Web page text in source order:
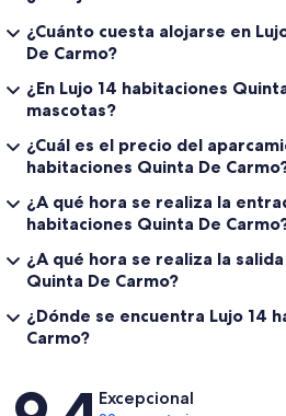
¿Cuánto cuesta alojarse en
De Carmo?
¿En Lujo 14 habitaciones
mascotas?
¿Cuál es el precio del
habitaciones Quinta De
¿A qué hora se realiza la
habitaciones Quinta De
¿A qué hora se realiza la
Quinta De Carmo?
¿Dónde se encuentra Lujo 14
Carmo?
Comentarios
Excepcional